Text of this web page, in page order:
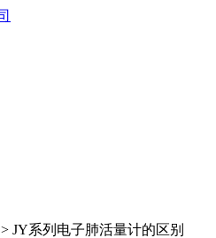
> JY系列电子肺活量计的区别